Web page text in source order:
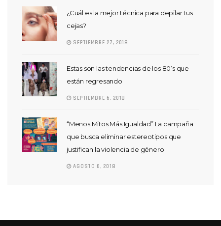
¿Cuál es la mejor técnica para depilar tus
cejas?
SEPTIEMBRE 27, 2018
Estas son las tendencias de los 80’s que
están regresando
SEPTIEMBRE 6, 2018
“Menos Mitos Más Igualdad” La campaña
que busca eliminar estereotipos que
justifican la violencia de género
AGOSTO 6, 2018